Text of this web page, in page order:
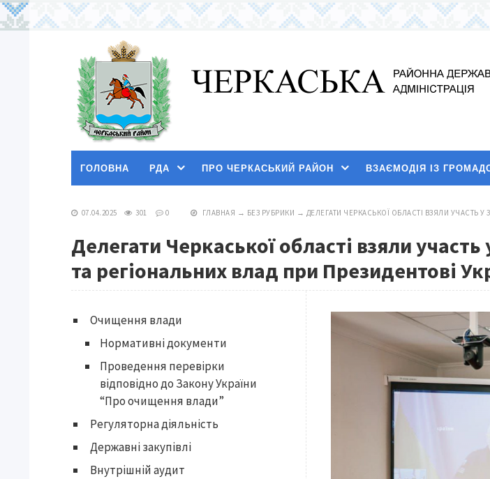
ГОЛОВНА РДА ПРО ЧЕРКАСЬКИЙ РАЙОН ВЗАЄМОДІЯ ІЗ
07.04.2025 301 0 ГЛАВНАЯ → БЕЗ РУБРИКИ → ДЕЛЕГАТИ ЧЕРКАСЬКОЇ ОБЛАСТІ ВЗЯЛИ УЧАСТЬ У
Делегати Черкаської області взяли
та регіональних влад при Президентові
Очищення влади
Нормативні документи
Проведення перевірки
відповідно до Закону України
“Про очищення влади”
Регуляторна діяльність
Державні закупівлі
Внутрішній аудит